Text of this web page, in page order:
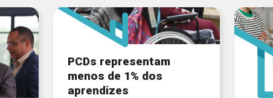
PCDs representam
menos de 1% dos
aprendizes